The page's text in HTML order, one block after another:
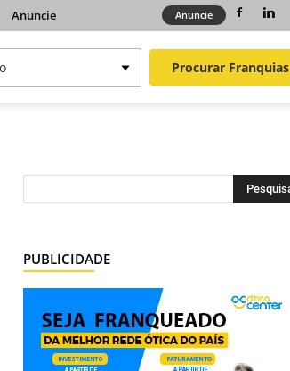
Anuncie Anuncie
Procurar Franquias
PUBLICIDADE